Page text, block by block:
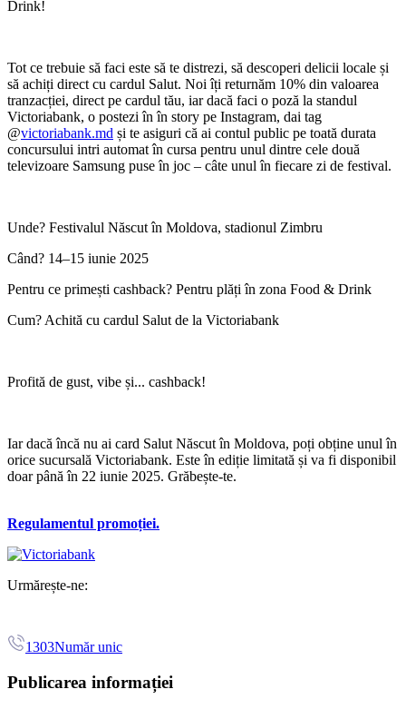
Drink!
Tot ce trebuie să faci este să te distrezi, să descoperi delicii locale și
să achiți direct cu cardul Salut. Noi îți returnăm 10% din valoarea
tranzacției, direct pe cardul tău, iar dacă faci o poză la standul
Victoriabank, o postezi în în story pe Instagram, dai tag
@victoriabank.md și te asiguri că ai contul public pe toată durata
concursului intri automat în cursa pentru unul dintre cele două
televizoare Samsung puse în joc – câte unul în fiecare zi de festival.
Unde? Festivalul Născut în Moldova, stadionul Zimbru
Când? 14–15 iunie 2025
Pentru ce primești cashback? Pentru plăți în zona Food & Drink
Cum? Achită cu cardul Salut de la Victoriabank
Profită de gust, vibe și... cashback!
Iar dacă încă nu ai card Salut Născut în Moldova, poți obține unul în
orice sucursală Victoriabank. Este în ediție limitată și va fi disponibil
doar până în 22 iunie 2025. Grăbește-te.
Regulamentul promoției.
Urmărește-ne:
1303Număr unic
Publicarea informației